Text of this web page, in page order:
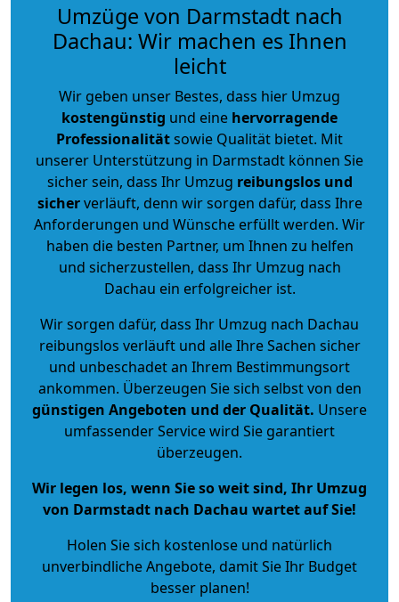
Umzüge von Darmstadt nach
Dachau: Wir machen es Ihnen
leicht
Wir geben unser Bestes, dass hier Umzug
kostengünstig und eine hervorragende
Professionalitätsowie Qualität bietet. Mit
unserer Unterstützung in Darmstadt können Sie
sicher sein, dass Ihr Umzug reibungslos und
sicherverläuft, denn wir sorgen dafür, dass Ihre
Anforderungen und Wünsche erfüllt werden. Wir
haben die besten Partner, um Ihnen zu helfen
und sicherzustellen, dass Ihr Umzug nach
Dachau ein erfolgreicher ist.
Wir sorgen dafür, dass Ihr Umzug nach Dachau
reibungslos verläuft und alle Ihre Sachen sicher
und unbeschadet an Ihrem Bestimmungsort
ankommen. Überzeugen Sie sich selbst von den
günstigen Angeboten und der Qualität. Unsere
umfassender Service wird Sie garantiert
überzeugen.
Wir legen los, wenn Sie so weit sind, Ihr Umzug
von Darmstadt nach Dachau wartet auf Sie!
Holen Sie sich kostenlose und natürlich
unverbindliche Angebote, damit Sie Ihr Budget
besser planen!